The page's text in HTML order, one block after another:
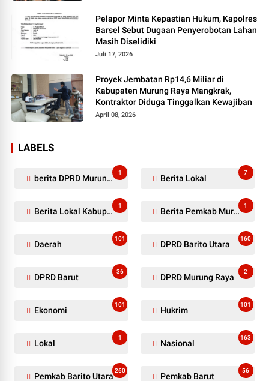
Pelapor Minta Kepastian Hukum, Kapolres
Barsel Sebut Dugaan Penyerobotan Lahan
Masih Diselidiki
Juli 17, 2026
Proyek Jembatan Rp14,6 Miliar di
Kabupaten Murung Raya Mangkrak,
Kontraktor Diduga Tinggalkan Kewajiban
April 08, 2026
LABELS
berita DPRD Murung Raya
1
Berita Lokal
7
Berita Lokal Kabupaten Barito Utara
1
Berita Pemkab Murung Raya
1
Daerah
101
DPRD Barito Utara
160
DPRD Barut
36
DPRD Murung Raya
2
Ekonomi
101
Hukrim
101
Lokal
1
Nasional
163
Pemkab Barito Utara
260
Pemkab Barut
56